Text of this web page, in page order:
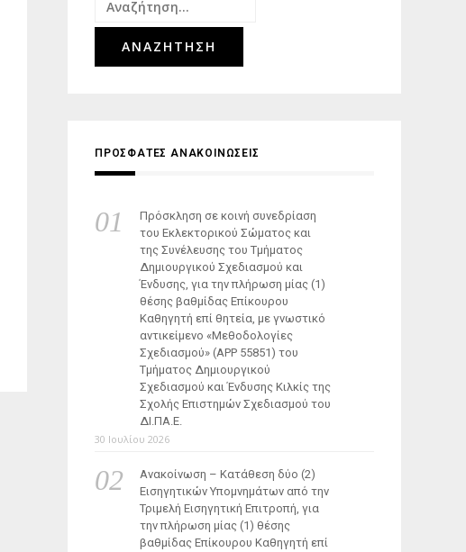
για:
ΠΡΟΣΦΑΤΕΣ ΑΝΑΚΟΙΝΩΣΕΙΣ
Πρόσκληση σε κοινή συνεδρίαση
του Εκλεκτορικού Σώματος και
της Συνέλευσης του Τμήματος
Δημιουργικού Σχεδιασμού και
Ένδυσης, για την πλήρωση μίας (1)
θέσης βαθμίδας Επίκουρου
Καθηγητή επί θητεία, με γνωστικό
αντικείμενο «Μεθοδολογίες
Σχεδιασμού» (ΑΡΡ 55851) του
Τμήματος Δημιουργικού
Σχεδιασμού και Ένδυσης Κιλκίς της
Σχολής Επιστημών Σχεδιασμού του
ΔΙ.ΠΑ.Ε.
30 Ιουλίου 2026
Ανακοίνωση – Κατάθεση δύο (2)
Εισηγητικών Υπομνημάτων από την
Τριμελή Εισηγητική Επιτροπή, για
την πλήρωση μίας (1) θέσης
βαθμίδας Επίκουρου Καθηγητή επί